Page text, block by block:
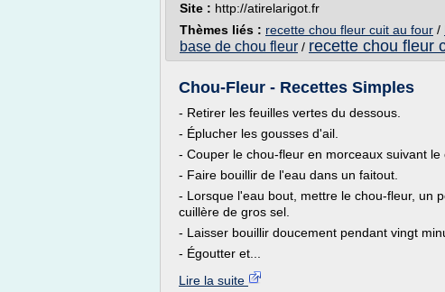
Site : http://atirelarigot.fr
Thèmes liés : recette chou fleur cuit au four /
base de chou fleur / recette chou fleur
Chou-Fleur - Recettes Simples
- Retirer les feuilles vertes du dessous.
- Éplucher les gousses d'ail.
- Couper le chou-fleur en morceaux suivant le
- Faire bouillir de l'eau dans un faitout.
- Lorsque l'eau bout, mettre le chou-fleur, un
cuillère de gros sel.
- Laisser bouillir doucement pendant vingt
- Égoutter et...
Lire la suite